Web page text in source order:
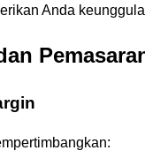
Anda